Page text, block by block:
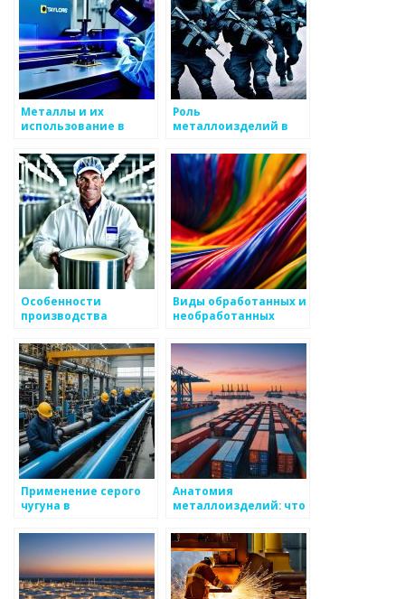
Металлы и их
использование в
услуг
Роль
металлоизделий в
промышленности
Особенности
производства
металлоизделий
Виды обработанных и
необработанных
Применение серого
чугуна в
Анатомия
металлоизделий: что